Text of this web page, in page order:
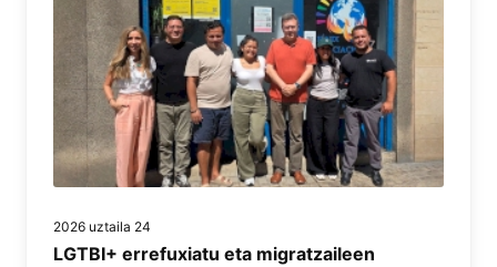
2026 uztaila 24
LGTBI+ errefuxiatu eta migratzaileen